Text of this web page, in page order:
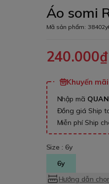
Áo somi
Mã sản phẩm:
240.000₫
Khuyến
Nhập mã
Đồng giá Ship
Miễn phí Ship
Size :6y
6y
Hướng dẫn